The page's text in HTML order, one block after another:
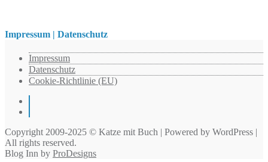
Impressum | Datenschutz
Impressum
Datenschutz
Cookie-Richtlinie (EU)
Copyright 2009-2025 © Katze mit Buch | Powered by WordPress |
All rights reserved.
Blog Inn by ProDesigns